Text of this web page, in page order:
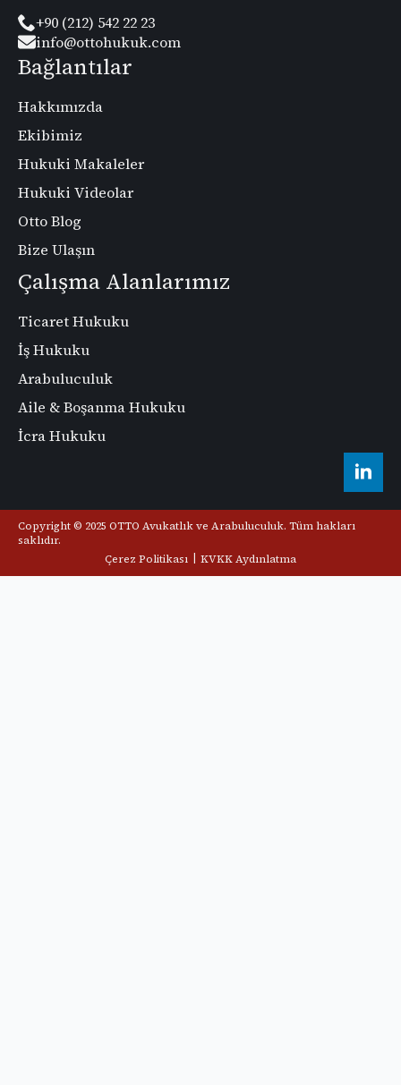
+90 (212) 542 22 23
info@ottohukuk.com
Bağlantılar
Hakkımızda
Ekibimiz
Hukuki Makaleler
Hukuki Videolar
Otto Blog
Bize Ulaşın
Çalışma Alanlarımız
Ticaret Hukuku
İş Hukuku
Arabuluculuk
Aile & Boşanma Hukuku
İcra Hukuku
Copyright © 2025 OTTO Avukatlık ve Arabuluculuk. Tüm hakları
saklıdır.
Çerez Politikası | KVKK Aydınlatma